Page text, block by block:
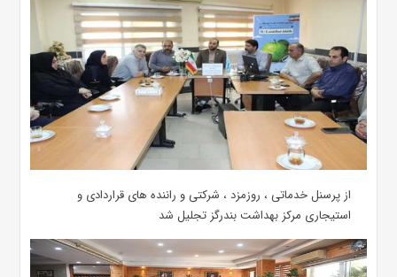
از پرسنل خدماتی ، روزمزد ، شرکتی و راننده های قراردادی و
استیجاری مرکز بهداشت بندرگز تجلیل شد